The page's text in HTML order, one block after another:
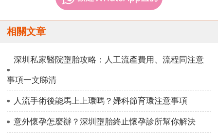
相關文章
深圳私家醫院墮胎攻略：人工流產費用、流程同注意
事項一文睇清
人流手術後能馬上上環嗎？婦科節育環注意事項
意外懷孕怎麼辦？深圳墮胎終止懷孕診所幫你解決